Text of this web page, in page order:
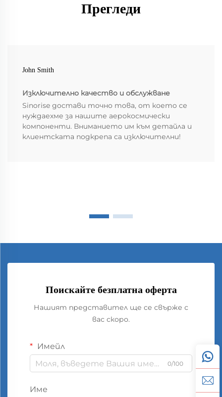
Прегледи
John Smith
Изключително качество и обслужване
Sinorise достави точно това, от което се
нуждаехме за нашите аерокосмически
компоненти. Вниманието им към детайла и
клиентската подкрепа са изключителни!
Поискайте безплатна оферта
Нашият представител ще се свърже с
вас скоро.
Имейл
0/100
Име